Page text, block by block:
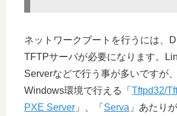
ネットワークブートを行うには、
TFTPサーバが必要になります。
Serverなどで行う事が多いですが
Windows環境で行える「 Tftpd32/
PXE Server 」、「 Serva 」あたり